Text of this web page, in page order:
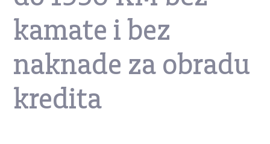
kamate i bez
naknade za obradu
kredita